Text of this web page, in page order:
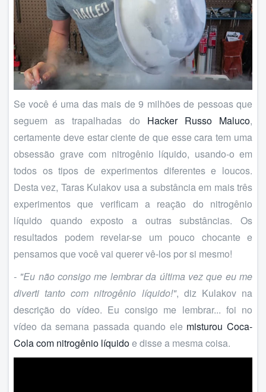
Se você é uma das mais de 9 milhões de pessoas que
seguem as trapalhadas do Hacker Russo Maluco,
certamente deve estar ciente de que esse cara tem uma
obsessão grave com nitrogênio líquido, usando-o em
todos os tipos de experimentos diferentes e loucos.
Desta vez, Taras Kulakov usa a substância em mais três
experimentos que verificam a reação do nitrogênio
líquido quando exposto a outras substâncias. Os
resultados podem revelar-se um pouco chocante e
pensamos que você vai querer vê-los por si mesmo!
- "Eu não consigo me lembrar da última vez que eu me
diverti tanto com nitrogênio líquido!", diz Kulakov na
descrição do vídeo. Eu consigo me lembrar... foi no
vídeo da semana passada quando ele misturou Coca-
Cola com nitrogênio líquidoe disse a mesma coisa.